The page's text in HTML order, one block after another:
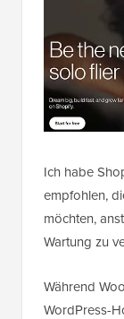
Ich habe
empfohlen,
möchten,
Wartung zu
Während
WordPress-